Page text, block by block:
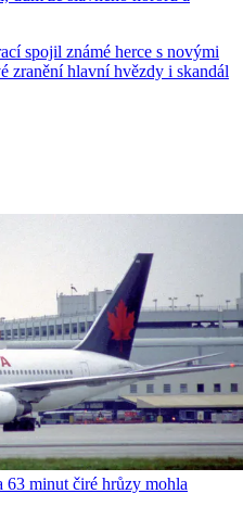
spojil známé herce s novými
zranění hlavní hvězdy i skandál
63 minut čiré hrůzy mohla